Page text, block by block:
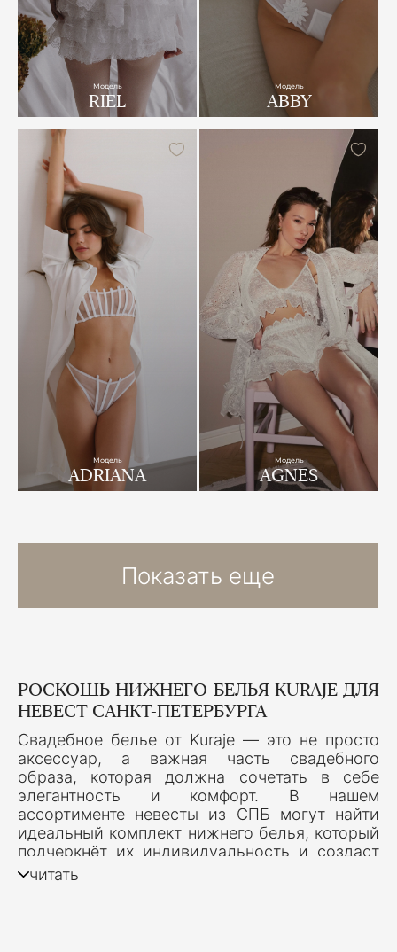
Модель
RIEL
Модель
ABBY
Модель
ADRIANA
Модель
AGNES
Показать еще
РОСКОШЬ НИЖНЕГО БЕЛЬЯ KURAJE ДЛЯ
НЕВЕСТ САНКТ-ПЕТЕРБУРГА
Свадебное белье от Kuraje — это не просто
аксессуар, а важная часть свадебного
образа, которая должна сочетать в себе
элегантность и комфорт. В нашем
ассортименте невесты из СПБ могут найти
идеальный комплект нижнего белья, который
подчеркнёт их индивидуальность и создаст
неповторимый образ для самого важного
читать